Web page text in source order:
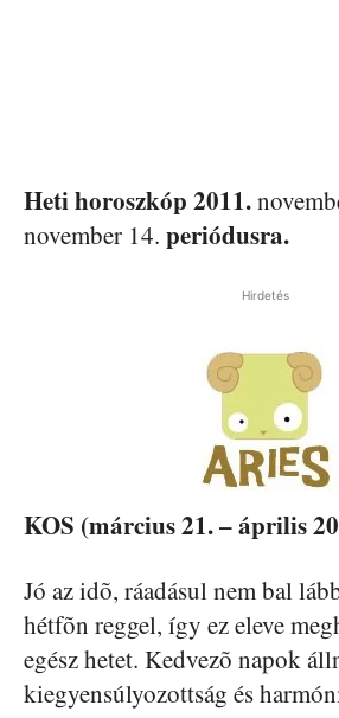
Heti horoszkóp 2011.
november 14. periódusra.
Hirdetés
KOS (március 21. – április
Jó az idõ, ráadásul nem bal
hétfõn reggel, így ez eleve
egész hetet. Kedvezõ napok
kiegyensúlyozottság és